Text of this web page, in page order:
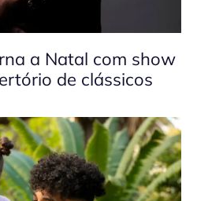
a Natal com show
de clássicos